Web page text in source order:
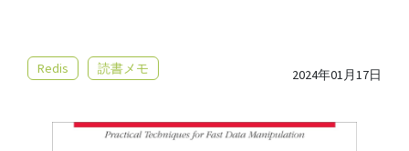
Redis 読書メモ 2024年01月17日